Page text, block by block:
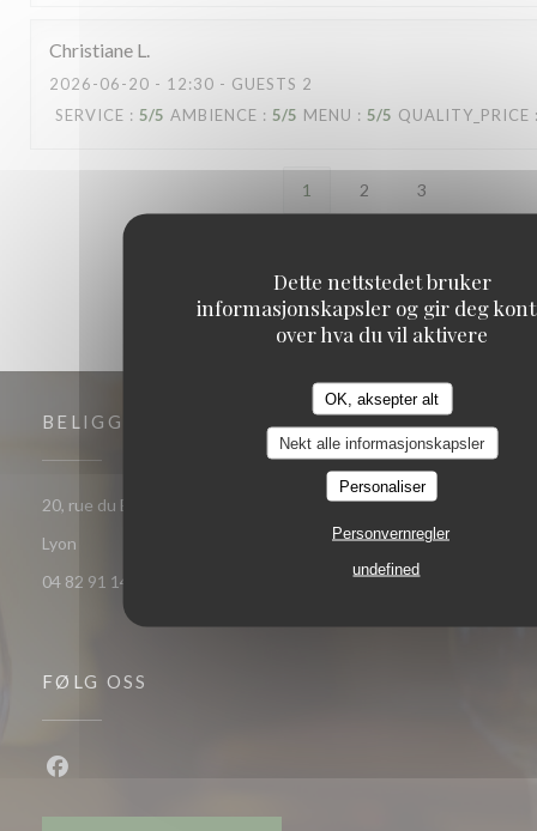
Dette nettstedet bruker
informasjonskapsler og gir deg
over hva du vil aktivere
OK, aksepter alt
Nekt alle informasjonskapsler
Personaliser
Personvernregler
undefined
Christiane L
2026-06-20 - 12:30 - GUESTS 2
SERVICE : 5/5 AMBIENCE : 5/5 MENU : 5/5 QUALITY_PRICE
1 2 3
BELIGGENHET
20, rue du Bât d'Argent - angle 2 rue de la bourse 69001
Lyon
04 82 91 14 78
FØLG OSS